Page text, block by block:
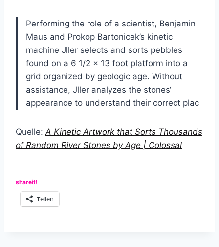
Performing the role of a scientist, Benjamin
Maus and Prokop Bartonicek’s kinetic
machine Jller selects and sorts pebbles
found on a 6 1/2 x 13 foot platform into a
grid organized by geologic age. Without
assistance, Jller analyzes the stones‘
appearance to understand their correct plac
Quelle: A Kinetic Artwork that Sorts Thousands
of Random River Stones by Age | Colossal
shareit!
Teilen